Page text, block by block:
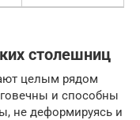
столешниц
целым рядом
и способны
не деформируясь и